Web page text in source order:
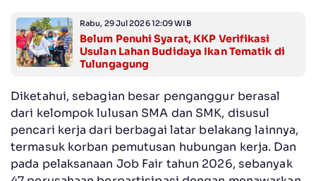
Rabu, 29 Jul 2026 12:09 WIB
Belum Penuhi Syarat, KKP Verifikasi
Usulan Lahan Budidaya Ikan Tematik di
Tulungagung
Diketahui, sebagian besar penganggur berasal
dari kelompok lulusan SMA dan SMK, disusul
pencari kerja dari berbagai latar belakang lainnya,
termasuk korban pemutusan hubungan kerja. Dan
pada pelaksanaan Job Fair tahun 2026, sebanyak